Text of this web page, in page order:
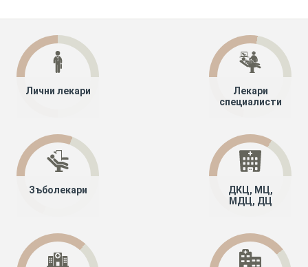
Лични лекари
Лекари
специалисти
Зъболекари
ДКЦ, МЦ,
МДЦ, ДЦ